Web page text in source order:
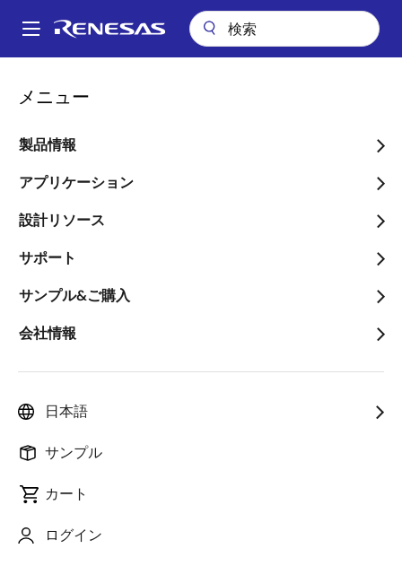
ン
Main
メニュー
製品情報
アプリケーション
設計リソース
サポート
サンプル&ご購入
会社情報
日本語
サンプル
カート
ログイン
パ
ン
く
ず
低電力アプリケーションのUSB-C インターフェースの開発を加速する
低電力アプリケーションの
USB-C インターフェース
の開発を加速するUSB
MCUの機能
画
Nobuyuki Sato
公開日:2025年7月12日
信や電力供給を容易にします。優れた汎用性を備え、